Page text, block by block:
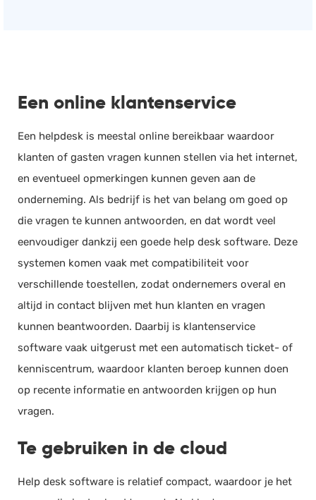
Een online klantenservice
Een helpdesk is meestal online bereikbaar waardoor
klanten of gasten vragen kunnen stellen via het internet,
en eventueel opmerkingen kunnen geven aan de
onderneming. Als bedrijf is het van belang om goed op
die vragen te kunnen antwoorden, en dat wordt veel
eenvoudiger dankzij een goede help desk software. Deze
systemen komen vaak met compatibiliteit voor
verschillende toestellen, zodat ondernemers overal en
altijd in contact blijven met hun klanten en vragen
kunnen beantwoorden. Daarbij is klantenservice
software vaak uitgerust met een automatisch ticket- of
kenniscentrum, waardoor klanten beroep kunnen doen
op recente informatie en antwoorden krijgen op hun
vragen.
Te gebruiken in de cloud
Help desk software is relatief compact, waardoor je het